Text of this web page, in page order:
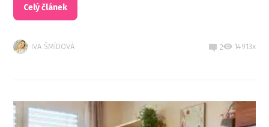
Celý článek
IVA ŠMÍDOVÁ 2 14913x